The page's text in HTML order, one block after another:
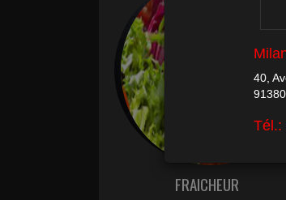
FRAICHEUR